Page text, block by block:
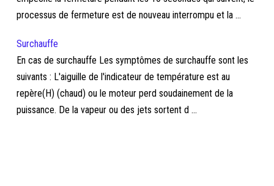
processus de fermeture est de nouveau interrompu et la ...
Surchauffe
En cas de surchauffe Les symptômes de surchauffe sont les
suivants : L'aiguille de l'indicateur de température est au
repère(H) (chaud) ou le moteur perd soudainement de la
puissance. De la vapeur ou des jets sortent d ...